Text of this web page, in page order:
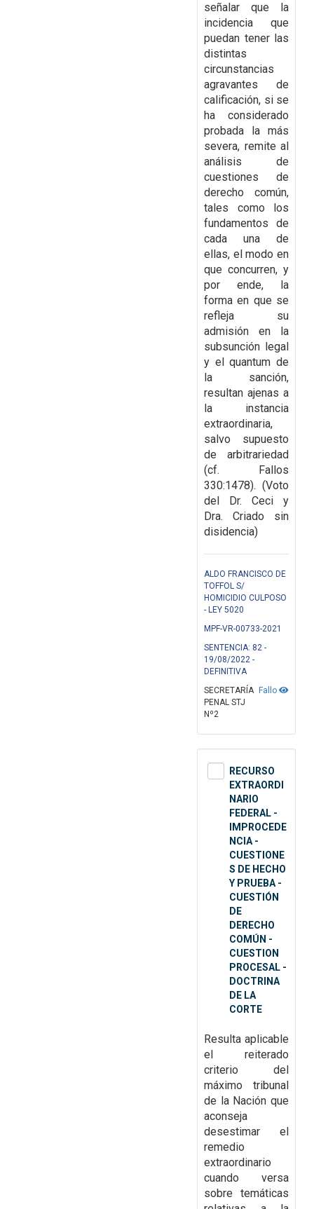
señalar que la
incidencia que
puedan tener las
distintas
circunstancias
agravantes de
calificación, si se
ha considerado
probada la más
severa, remite al
análisis de
cuestiones de
derecho común,
tales como los
fundamentos de
cada una de
ellas, el modo en
que concurren, y
por ende, la
forma en que se
refleja su
admisión en la
subsunción legal
y el quantum de
la sanción,
resultan ajenas a
la instancia
extraordinaria,
salvo supuesto
de arbitrariedad
(cf. Fallos
330:1478). (Voto
del Dr. Ceci y
Dra. Criado sin
disidencia)
ALDO FRANCISCO DE
TOFFOL S/
HOMICIDIO CULPOSO
- LEY 5020
MPF-VR-00733-2021
SENTENCIA: 82 -
19/08/2022 -
DEFINITIVA
Fallo
SECRETARÍA
PENAL STJ
Nº2
RECURSO
EXTRAORDI
NARIO
FEDERAL -
IMPROCEDE
NCIA -
CUESTIONE
S DE HECHO
Y PRUEBA -
CUESTIÓN
DE
DERECHO
COMÚN -
CUESTION
PROCESAL -
DOCTRINA
DE LA
CORTE
Resulta aplicable
el reiterado
criterio del
máximo tribunal
de la Nación que
aconseja
desestimar el
remedio
extraordinario
cuando versa
sobre temáticas